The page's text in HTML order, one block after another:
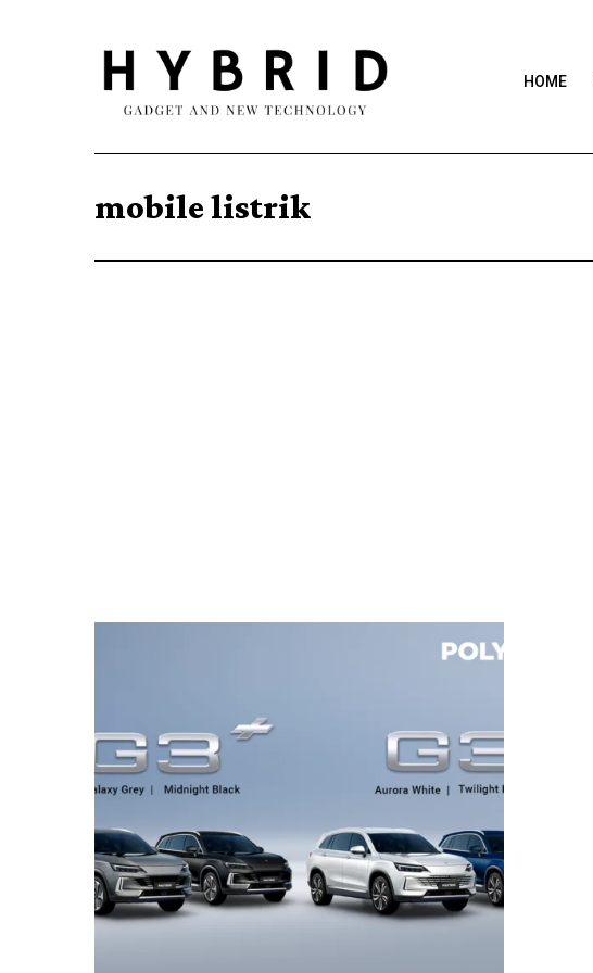
HOME
mobile listrik